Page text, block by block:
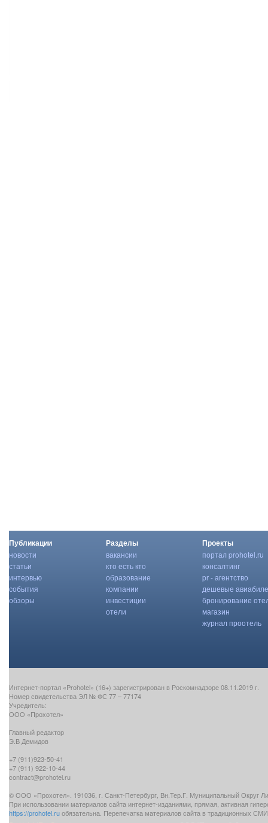
Публикации
новости
статьи
интервью
события
обзоры
Разделы
вакансии
кто есть кто
образование
компании
инвестиции
отели
Проекты
портал prohotel.ru
консалтинг
pr - агентство
дешевые
бронирование
магазин
журнал проотель
Интернет-портал «Prohotel» (16+) зарегистрирован в Роскомнадзоре 08.11.2019 г.
Номер свидетельства ЭЛ № ФС 77 – 77174
Учредитель:
ООО «Прохотел»
Главный редактор
Э.В Демидов
+7 (911)923-50-41
+7 (911) 922-10-44
contract@prohotel.ru
© ООО «Прохотел». 191036, г. Санкт-Петербург, Вн.Тер.Г. Муниципальный Округ
При использовании материалов сайта интернет-изданиями, прямая, активная
https://prohotel.ruобязательна. Перепечатка материалов сайта в традиционных